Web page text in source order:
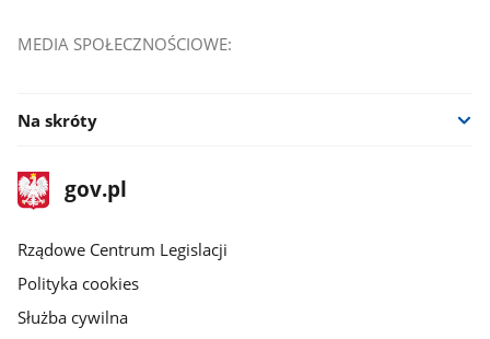
MEDIA SPOŁECZNOŚCIOWE:
Na skróty
stopka
gov.plStrona
gov.pl
Rządowe Centrum Legislacji
Polityka cookies
Służba cywilna